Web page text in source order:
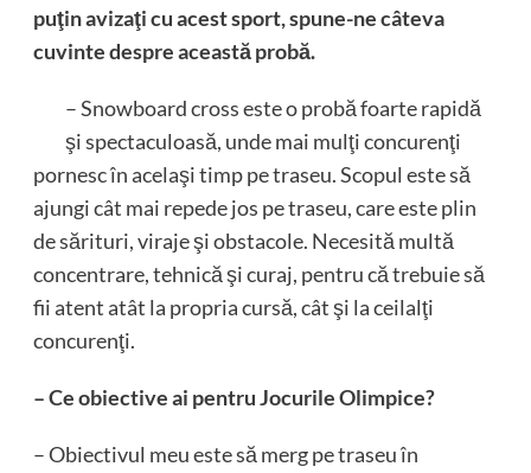
puţin avizaţi cu acest sport, spune-ne câteva
cuvinte despre această probă.
– Snowboard cross este o probă foarte rapidă
şi spectaculoasă, unde mai mulţi concurenţi
pornesc în acelaşi timp pe traseu. Scopul este să
ajungi cât mai repede jos pe traseu, care este plin
de sărituri, viraje şi obstacole. Necesită multă
concentrare, tehnică şi curaj, pentru că trebuie să
fii atent atât la propria cursă, cât şi la ceilalţi
concurenţi.
– Ce obiective ai pentru Jocurile Olimpice?
– Obiectivul meu este să merg pe traseu în